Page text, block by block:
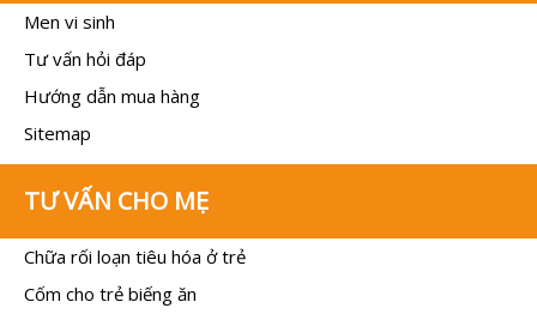
Men vi sinh
Tư vấn hỏi đáp
Hướng dẫn mua hàng
Sitemap
TƯ VẤN CHO MẸ
Chữa rối loạn tiêu hóa ở trẻ
Cốm cho trẻ biếng ăn